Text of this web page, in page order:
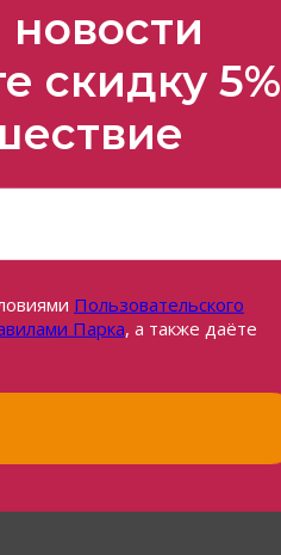
скидку 5%
Пользовательского
Парка, а также даёте